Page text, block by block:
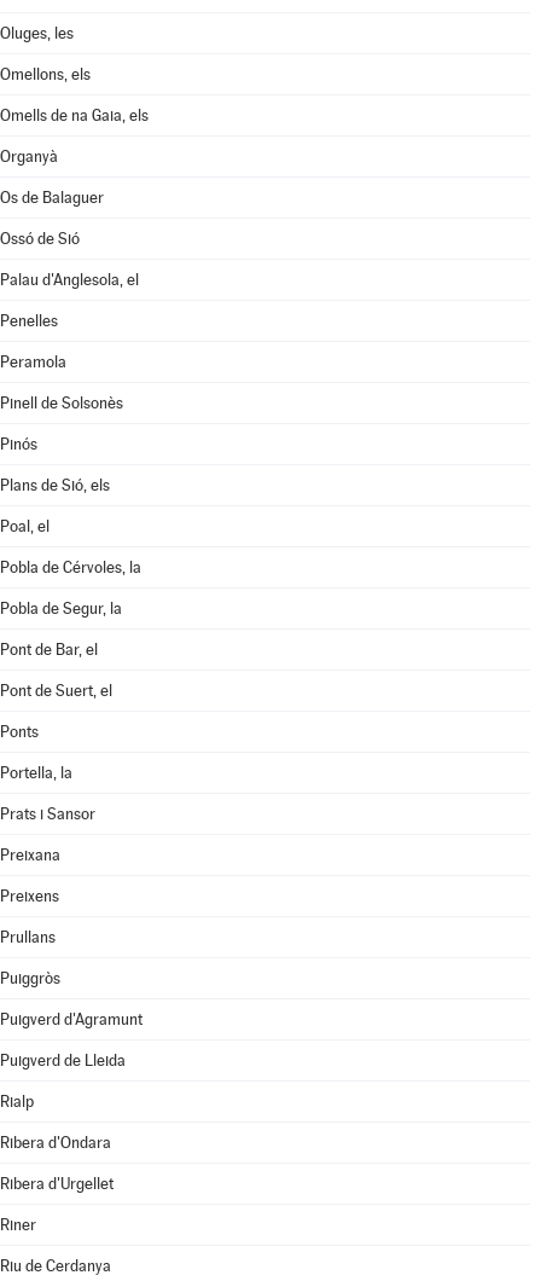
Oluges, les
Omellons, els
Omells de na Gaia, els
Organyà
Os de Balaguer
Ossó de Sió
Palau d'Anglesola, el
Penelles
Peramola
Pinell de Solsonès
Pinós
Plans de Sió, els
Poal, el
Pobla de Cérvoles, la
Pobla de Segur, la
Pont de Bar, el
Pont de Suert, el
Ponts
Portella, la
Prats i Sansor
Preixana
Preixens
Prullans
Puiggròs
Puigverd d'Agramunt
Puigverd de Lleida
Rialp
Ribera d'Ondara
Ribera d'Urgellet
Riner
Riu de Cerdanya